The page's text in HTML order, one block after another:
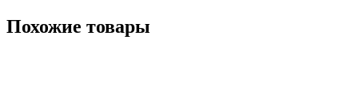
Похожие товары